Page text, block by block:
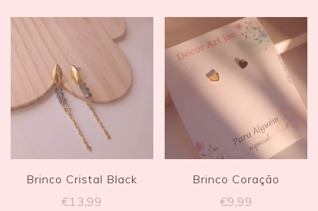
Brinco Cristal Black
€13,99
Brinco Coração
€9,99